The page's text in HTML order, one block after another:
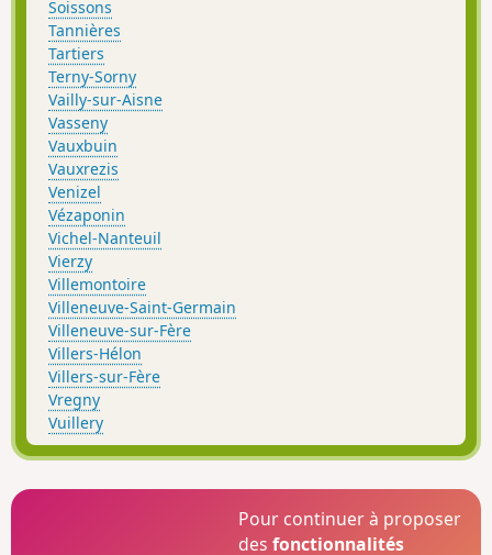
Soissons
Tannières
Tartiers
Terny-Sorny
Vailly-sur-Aisne
Vasseny
Vauxbuin
Vauxrezis
Venizel
Vézaponin
Vichel-Nanteuil
Vierzy
Villemontoire
Villeneuve-Saint-Germain
Villeneuve-sur-Fère
Villers-Hélon
Villers-sur-Fère
Vregny
Vuillery
Pour continuer à proposer
desfonctionnalités